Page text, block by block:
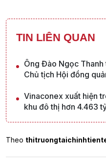
TIN LIÊN QUAN
Ông Đào Ngọc
Chủ tịch Hội đồng
Vinaconex xuất hiện
khu đô thị hơn 4.463
Theo